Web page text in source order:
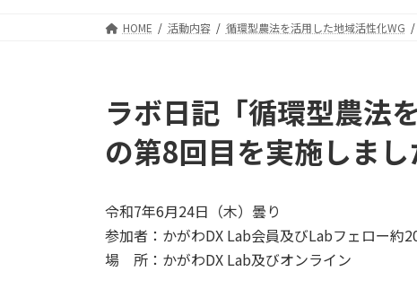
HOME 活動内容 循環型農法を活用した地域活性化WG
ラボ日記「循環型農法
の第8回目を実施しまし
令和7年6月24日（木）曇り
参加者：かがわDX Lab会員及びLabフェロー約
場 所：かがわDX Lab及びオンライン